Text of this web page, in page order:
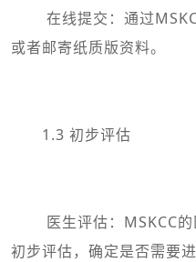
在线提交：通过
或者邮寄纸质版资料。
1.3 初步评估
医生评估：MSKCC的
初步评估，确定是否需要